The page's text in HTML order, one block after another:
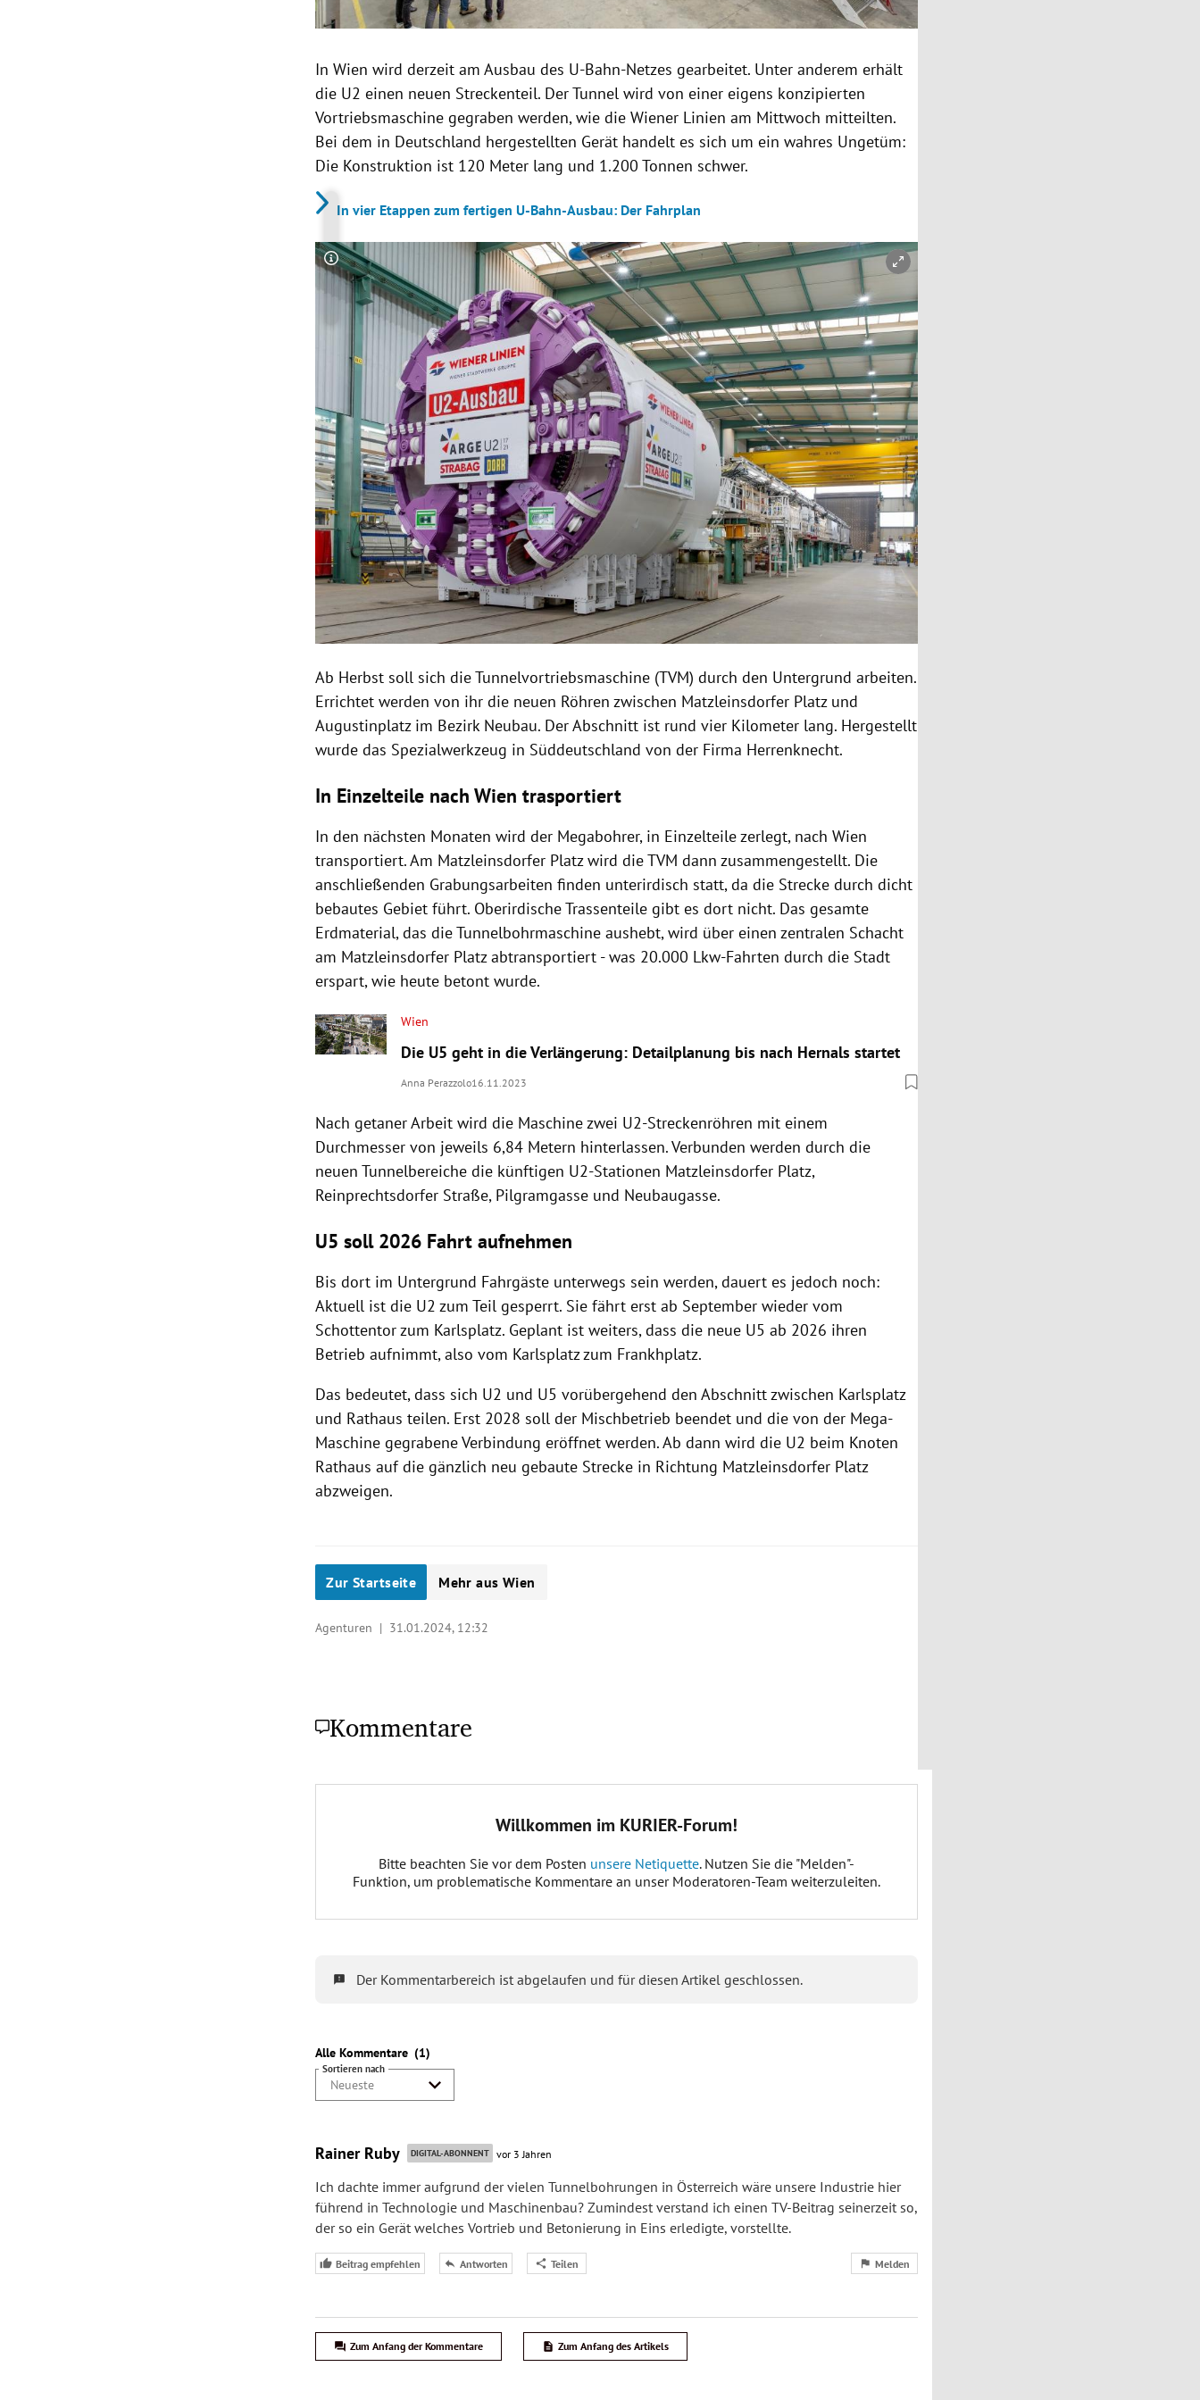
In Wien wird derzeit am Ausbau des U-Bahn-Netzes gearbeitet. Unter anderem erhält
die U2 einen neuen Streckenteil. Der Tunnel wird von einer eigens konzipierten
Vortriebsmaschine gegraben werden, wie die Wiener Linien am Mittwoch mitteilten.
Bei dem in Deutschland hergestellten Gerät handelt es sich um ein wahres Ungetüm:
Die Konstruktion ist 120 Meter lang und 1.200 Tonnen schwer.
In vier Etappen zum fertigen U-Bahn-Ausbau: Der Fahrplan
Copyright-Hinweis öffnen/schließen
Ab Herbst soll sich die Tunnelvortriebsmaschine (TVM) durch den Untergrund arbeiten.
Errichtet werden von ihr die neuen Röhren zwischen Matzleinsdorfer Platz und
Augustinplatz im Bezirk Neubau. Der Abschnitt ist rund vier Kilometer lang. Hergestellt
wurde das Spezialwerkzeug in Süddeutschland von der Firma Herrenknecht.
In Einzelteile nach Wien trasportiert
In den nächsten Monaten wird der Megabohrer, in Einzelteile zerlegt, nach Wien
transportiert. Am Matzleinsdorfer Platz wird die TVM dann zusammengestellt. Die
anschließenden Grabungsarbeiten finden unterirdisch statt, da die Strecke durch dicht
bebautes Gebiet führt. Oberirdische Trassenteile gibt es dort nicht. Das gesamte
Erdmaterial, das die Tunnelbohrmaschine aushebt, wird über einen zentralen Schacht
am Matzleinsdorfer Platz abtransportiert - was 20.000 Lkw-Fahrten durch die Stadt
erspart, wie heute betont wurde.
Wien
Die U5 geht in die Verlängerung: Detailplanung bis nach Hernals startet
Anna Perazzolo16.11.2023
Nach getaner Arbeit wird die Maschine zwei U2-Streckenröhren mit einem
Durchmesser von jeweils 6,84 Metern hinterlassen. Verbunden werden durch die
neuen Tunnelbereiche die künftigen U2-Stationen Matzleinsdorfer Platz,
Reinprechtsdorfer Straße, Pilgramgasse und Neubaugasse.
U5 soll 2026 Fahrt aufnehmen
Bis dort im Untergrund Fahrgäste unterwegs sein werden, dauert es jedoch noch:
Aktuell ist die U2 zum Teil gesperrt. Sie fährt erst ab September wieder vom
Schottentor zum Karlsplatz. Geplant ist weiters, dass die neue U5 ab 2026 ihren
Betrieb aufnimmt, also vom Karlsplatz zum Frankhplatz.
Das bedeutet, dass sich U2 und U5 vorübergehend den Abschnitt zwischen Karlsplatz
und Rathaus teilen. Erst 2028 soll der Mischbetrieb beendet und die von der Mega-
Maschine gegrabene Verbindung eröffnet werden. Ab dann wird die U2 beim Knoten
Rathaus auf die gänzlich neu gebaute Strecke in Richtung Matzleinsdorfer Platz
abzweigen.
Zur Startseite Mehr aus Wien
Agenturen | 31.01.2024, 12:32
Kommentare